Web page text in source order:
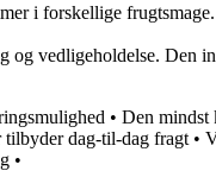
i forskellige
vedligeholdelse. Den
• Den mindst
tilbyder dag-til-dag fragt •
•